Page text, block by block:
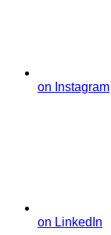
on Instagram
on LinkedIn